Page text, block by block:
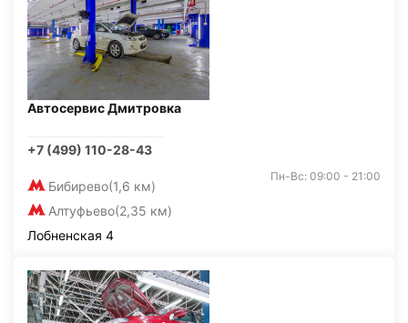
Автосервис Дмитровка
+7 (499) 110-28-43
Бибирево(1,6 км)
Алтуфьево(2,35 км)
Пн-Вс: 09:00 - 21:00
Лобненская 4